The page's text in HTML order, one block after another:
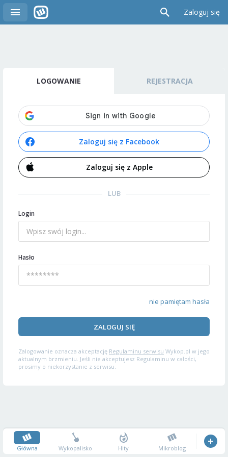
Zaloguj się
LOGOWANIE REJESTRACJA
Zaloguj się z Facebook
Zaloguj się z Apple
LUB
Login
Hasło
nie pamiętam hasła
ZALOGUJ SIĘ
Zalogowanie oznacza akceptację Regulaminu serwisu Wykop.pl w jego
aktualnym brzmieniu. Jeśli nie akceptujesz Regulaminu w całości,
prosimy o niekorzystanie z serwisu.
Główna Wykopalisko Hity Mikroblog